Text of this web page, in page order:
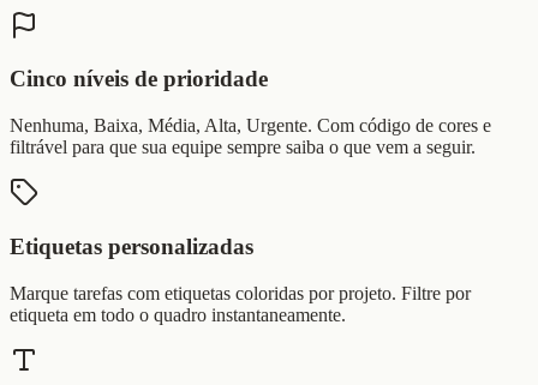
Cinco níveis de prioridade
Nenhuma, Baixa, Média, Alta, Urgente. Com código de cores e
filtrável para que sua equipe sempre saiba o que vem a seguir.
Etiquetas personalizadas
Marque tarefas com etiquetas coloridas por projeto. Filtre por
etiqueta em todo o quadro instantaneamente.